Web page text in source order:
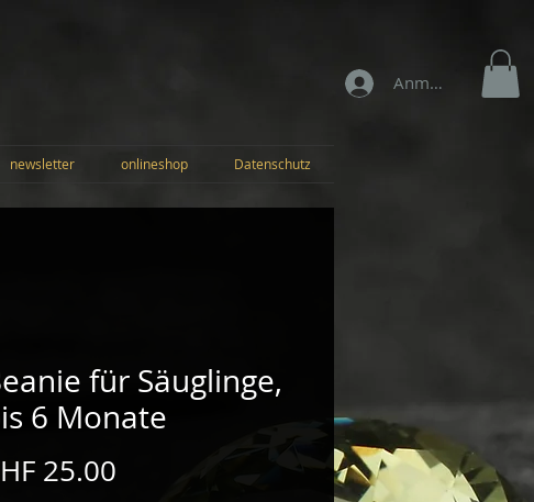
Anmelden
newsletter onlineshop Datenschutz
für Säuglinge,
6 Monate
25.00